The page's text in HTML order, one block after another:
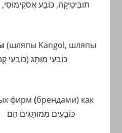
(шляпы Kangol, шляпы
כּוֹבעֵי מוּתָג (כּוֹבעֵי
фирм (брендами) как
כּוֹבָעִים מִמוּתָגִים הֵם